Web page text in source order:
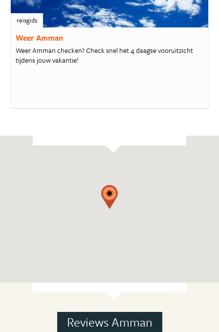
reisgids
Weer Amman
Weer Amman checken? Check snel het 4 daagse vooruitzicht
tijdens jouw vakantie!
Reviews Amman